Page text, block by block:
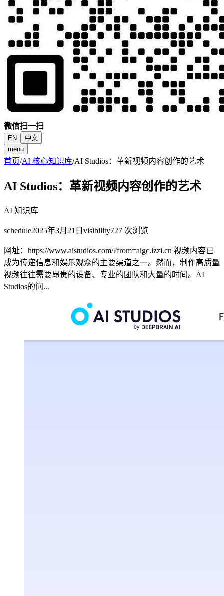
微信扫一扫
EN
中文
menu
首页/AI 核心知识库/AI Studios：革新视频内容创作的艺术
AI Studios：革新视频内容创作的艺术
AI 知识库
schedule2025年3月21日 visibility727 次浏览
网址：https://www.aistudios.com/?from=aigc.izzi.cn 视频内容已
成为传递信息和娱乐观众的主要渠道之一。然而，制作高质量
视频往往需要昂贵的设备、专业的团队和大量的时间。AI
Studios的问...